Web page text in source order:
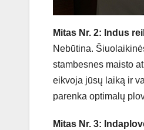
Mitas Nr. 2: Indus
Nebūtina.
stambesnes maisto
eikvoja jūsų laiką ir
parenka optimalų
Mitas Nr. 3: